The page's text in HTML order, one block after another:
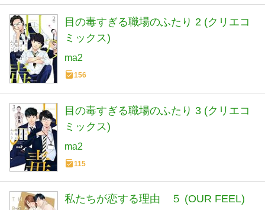
目の毒すぎる職場のふたり 2 (クリエコ
ミックス)
ma2
156
目の毒すぎる職場のふたり 3 (クリエコ
ミックス)
ma2
115
私たちが恋する理由 ５ (OUR FEEL)